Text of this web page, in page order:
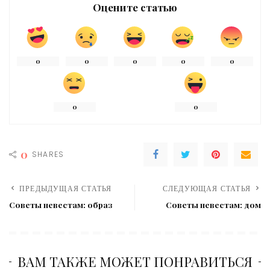
Оцените статью
0 0 0 0 0
0 0
0 SHARES
ПРЕДЫДУЩАЯ СТАТЬЯ
Советы невестам: образ
СЛЕДУЮЩАЯ СТАТЬЯ
Советы невестам: дом
ВАМ ТАКЖЕ МОЖЕТ ПОНРАВИТЬСЯ